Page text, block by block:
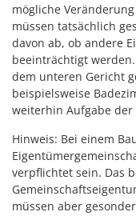
mögliche
müssen tatsächlich
davon ab, ob andere
beeinträchtigt
dem unteren Gericht
beispielsweise
weiterhin Aufgabe
Hinweis: Bei einem
verpflichtet sein. Das
müssen aber